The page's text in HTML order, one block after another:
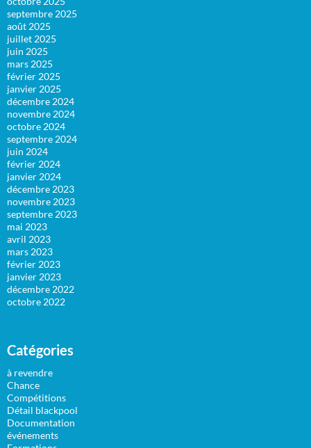
septembre 2025
août 2025
juillet 2025
juin 2025
mars 2025
février 2025
janvier 2025
décembre 2024
novembre 2024
octobre 2024
septembre 2024
juin 2024
février 2024
janvier 2024
décembre 2023
novembre 2023
septembre 2023
mai 2023
avril 2023
mars 2023
février 2023
janvier 2023
décembre 2022
octobre 2022
Catégories
à revendre
Chance
Compétitions
Détail blackpool
Documentation
événements